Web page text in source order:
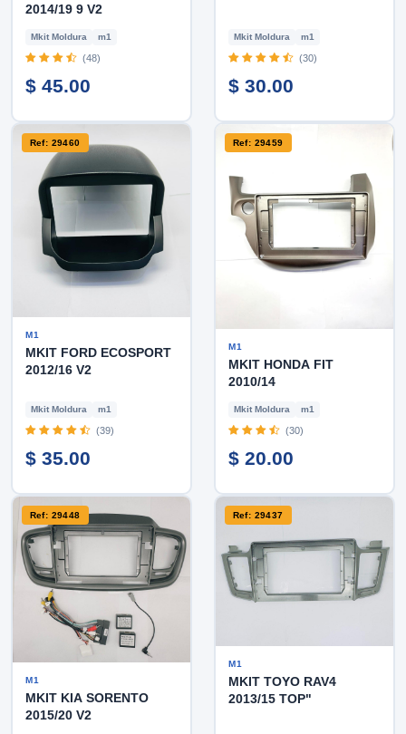
2014/19 9 V2
Mkit Moldura m1
(48)
$ 45.00
Mkit Moldura m1
(30)
$ 30.00
Ref: 29460
M1
MKIT FORD ECOSPORT
2012/16 V2
Mkit Moldura m1
(39)
$ 35.00
Ref: 29459
M1
MKIT HONDA FIT
2010/14
Mkit Moldura m1
(30)
$ 20.00
Ref: 29448
M1
MKIT KIA SORENTO
2015/20 V2
Ref: 29437
M1
MKIT TOYO RAV4
2013/15 TOP"